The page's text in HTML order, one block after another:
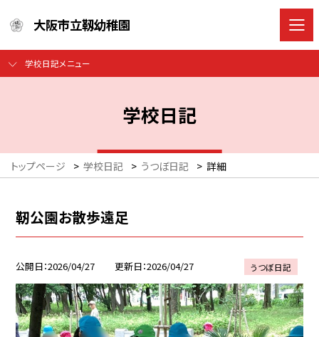
大阪市立靱幼稚園
学校日記メニュー
学校日記
トップページ > 学校日記 > うつぼ日記 > 詳細
靭公園お散歩遠足
公開日 2026/04/27 更新日 2026/04/27 うつぼ日記